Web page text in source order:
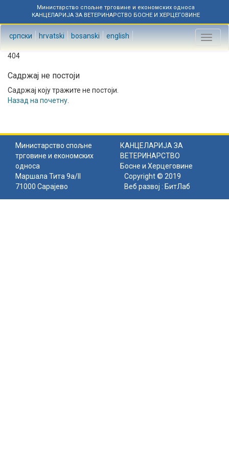
Министарство спољне трговине и економских односа
КАНЦЕЛАРИЈА ЗА ВЕТЕРИНАРСТВО БОСНЕ И ХЕРЦЕГОВИНЕ
српски hrvatski bosanski english
Toggle
404
Садржај не постоји
Садржај коју тражите не постоји.
Назад на почетну
Министарство спољне
трговине и економских
односа
КАНЦЕЛАРИЈА ЗА
ВЕТЕРИНАРСТВО
Босне и Херцеговине
Маршала Тита 9а/II
71000 Сарајево
Copyright © 2019
Веб развој : БитЛаб